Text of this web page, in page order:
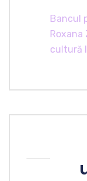
Bancul
Roxana
cultură